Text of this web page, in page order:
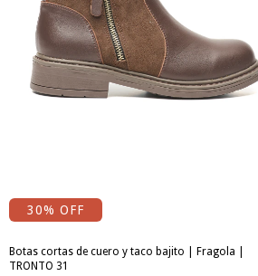
30% OFF
Botas cortas de cuero y taco bajito | Fragola |
TRONTO 31